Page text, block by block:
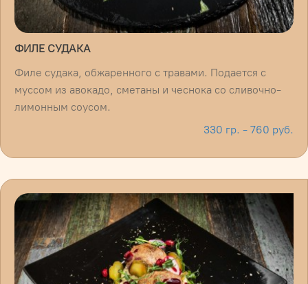
ФИЛЕ СУДАКА
Филе судака, обжаренного с травами. Подается с
муссом из авокадо, сметаны и чеснока со сливочно-
лимонным соусом.
330 гр. - 760 руб.